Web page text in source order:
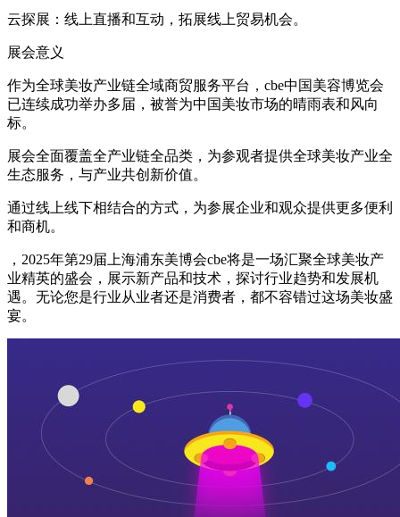
云探展：线上直播和互动，拓展线上贸易机会。
展会意义
作为全球美妆产业链全域商贸服务平台，cbe中国美容博览会
已连续成功举办多届，被誉为中国美妆市场的晴雨表和风向
标。
展会全面覆盖全产业链全品类，为参观者提供全球美妆产业全
生态服务，与产业共创新价值。
通过线上线下相结合的方式，为参展企业和观众提供更多便利
和商机。
，2025年第29届上海浦东美博会cbe将是一场汇聚全球美妆产
业精英的盛会，展示新产品和技术，探讨行业趋势和发展机
遇。无论您是行业从业者还是消费者，都不容错过这场美妆盛
宴。